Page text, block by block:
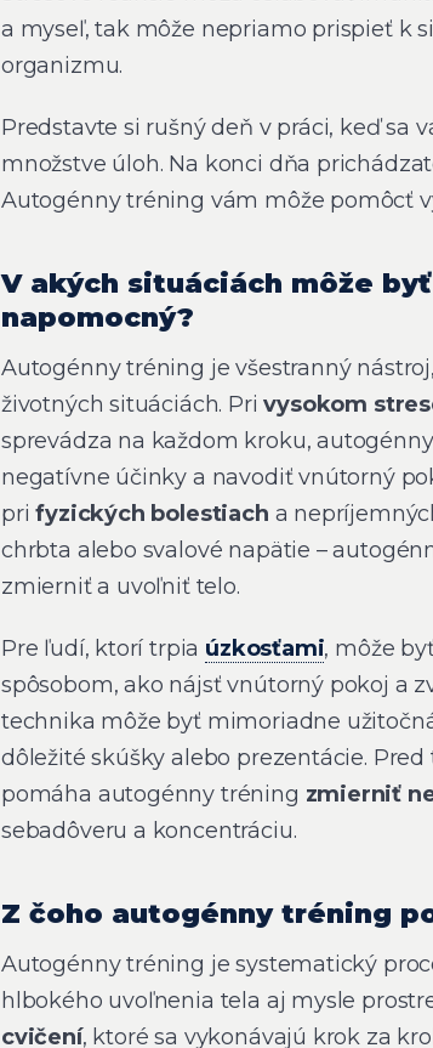
a myseľ, tak môže nepriamo prispieť k
organizmu​.
Predstavte si rušný deň v práci, keď sa
množstve úloh. Na konci dňa
Autogénny tréning vám môže pomôcť
V akých situáciách môže
napomocný?
Autogénny tréning je všestranný
životných situáciách. Privysokom
sprevádza na každom kroku,
negatívne účinky a navodiť vnútorný
prifyzických bolestiach a
chrbta alebo svalové napätie –
zmierniť a uvoľniť telo.
Pre ľudí, ktorí trpia úzkosťami, môže
spôsobom, ako nájsť vnútorný pokoj a
technika môže byť mimoriadne
dôležité skúšky alebo prezentácie.
pomáha autogénny tréning zmierniť
sebadôveru a koncentráciu.
Z čoho autogénny tréning
Autogénny tréning je systematický
hlbokého uvoľnenia tela aj mysle
cvičení, ktoré sa vykonávajú krok za